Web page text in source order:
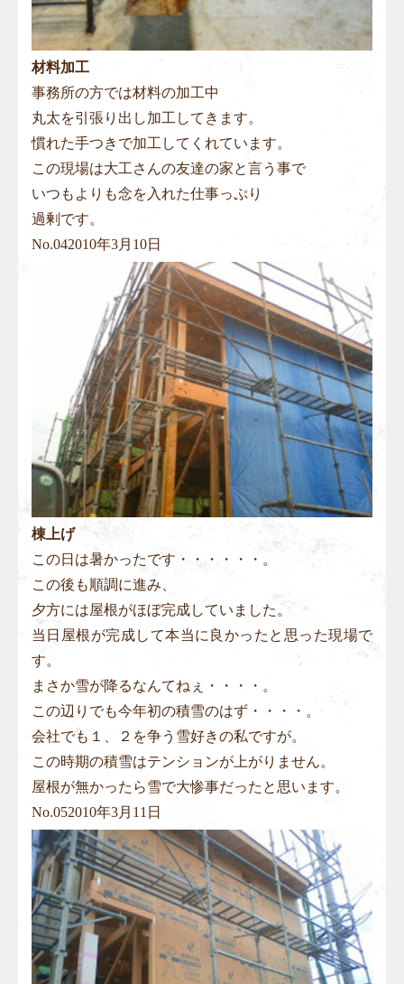
材料加工
事務所の方では材料の加工中
丸太を引張り出し加工してきます。
慣れた手つきで加工してくれています。
この現場は大工さんの友達の家と言う事で
いつもよりも念を入れた仕事っぷり
過剰です。
No.042010年3月10日
棟上げ
この日は暑かったです・・・・・・。
この後も順調に進み、
夕方には屋根がほぼ完成していました。
当日屋根が完成して本当に良かったと思った現場で
す。
まさか雪が降るなんてねぇ・・・・。
この辺りでも今年初の積雪のはず・・・・。
会社でも１、２を争う雪好きの私ですが。
この時期の積雪はテンションが上がりません。
屋根が無かったら雪で大惨事だったと思います。
No.052010年3月11日